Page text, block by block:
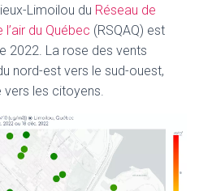
Limoilou du Réseau de
du Québec (RSQAQ) est
2022. La rose des vents
nord-est vers le sud-ouest,
vers les citoyens.